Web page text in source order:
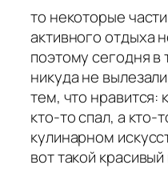
то некоторые
активного отдыха
поэтому сегодня
никуда не
тем, что нравится:
кто-то спал, а кто-
кулинарном
вот такой